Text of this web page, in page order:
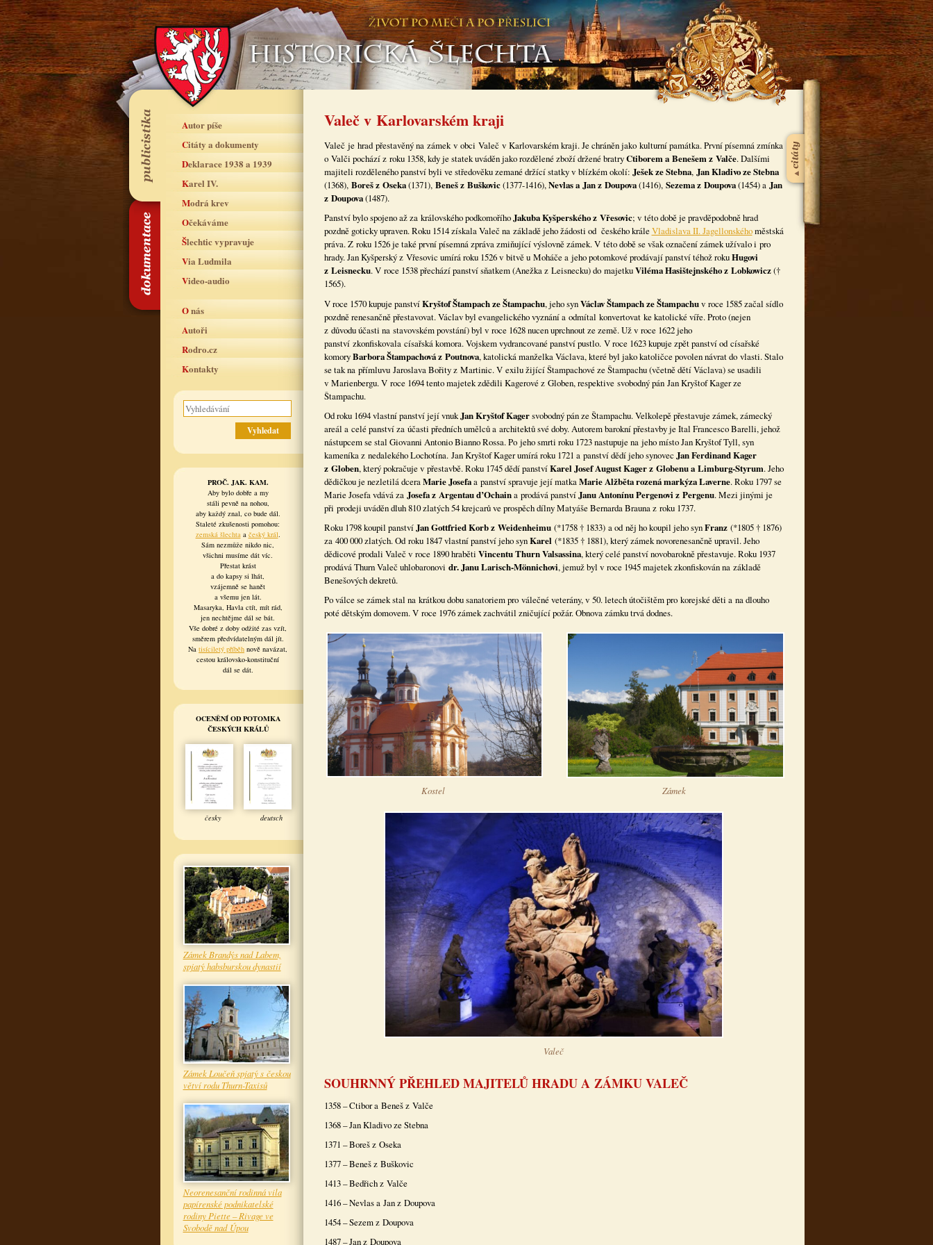
Autor píše
Citáty a dokumenty
Deklarace 1938 a 1939
Karel IV.
Modrá krev
Očekáváme
Šlechtic vypravuje
Via Ludmila
Video-audio
O nás
Autoři
Rodro.cz
Kontakty
PROČ. JAK. KAM.
Aby bylo dobře a my
stáli pevně na nohou,
aby každý znal, co bude dál.
Staleté zkušenosti pomohou:
zemská šlechtaa český král.
Sám nezmůže nikdo nic,
všichni musíme dát víc.
Přestat krást
a do kapsy si lhát,
vzájemně se hanět
a všemu jen lát.
Masaryka, Havla ctít, mít rád,
jen nechtějme dál se bát.
Vše dobré z doby odžité zas vzít,
směrem předvídatelným dál jít.
Na tisíciletý příběh nově navázat,
cestou královsko-konstituční
dál se dát.
OCENĚNÍ OD POTOMKA
ČESKÝCH KRÁLŮ
česky deutsch
Zámek Brandýs nad Labem,
spjatý habsburskou dynastií
Zámek Loučeň spjatý s českou
větví rodu Thurn-Taxisů
Neorenesanční rodinná vila
papírenské podnikatelské
rodiny Piette – Rivage ve
Svobodě nad Úpou
Valeč v Karlovarském kraji
Valeč je hrad přestavěný na zámek v obci Valeč v Karlovarském kraji. Je chráněn jako kulturní památka. První písemná zmínka
o Valči pochází z roku 1358, kdy je statek uváděn jako rozdělené zboží držené bratryCtiborem a Benešem z Valče. Dalšími
majiteli rozděleného panství byli ve středověku zemané držící statky v blízkém okolí: Ješek ze Stebna, Jan Kladivo ze Stebna
(1368), Boreš z Oseka(1371), Beneš z Buškovic(1377-1416),Nevlas a Jan z Doupova(1416), Sezema z Doupova(1454) aJan
z Doupova(1487).
Panství bylo spojeno až za královského podkomoříhoJakuba Kyšperského z Vřesovic; v této době je pravděpodobně hrad
pozdně goticky upraven. Roku 1514 získala Valeč na základě jeho žádosti od českého králeVladislava II. Jagellonskéhoměstská
práva. Z roku 1526 je také první písemná zpráva zmiňující výslovně zámek. V této době se však označení zámek užívalo i pro
hrady. Jan Kyšperský z Vřesovic umírá roku 1526 v bitvě u Moháče a jeho potomkové prodávají panství téhož rokuHugovi
z Leisnecku. V roce 1538 přechází panství sňatkem (Anežka z Leisnecku) do majetkuViléma Hasištejnského z Lobkowicz(†
1565).
V roce 1570 kupuje panstvíKryštof Štampach ze Štampachu, jeho synVáclav Štampach ze Štampachuv roce 1585 začal sídlo
pozdně renesančně přestavovat. Václav byl evangelického vyznání a odmítal konvertovat ke katolické víře. Proto (nejen
z důvodu účasti na stavovském povstání) byl v roce 1628 nucen uprchnout ze země. Už v roce 1622 jeho
panství zkonfiskovala císařská komora. Vojskem vydrancované panství pustlo. V roce 1623 kupuje zpět panství od císařské
komoryBarbora Štampachová z Poutnova, katolická manželka Václava, které byl jako katoličce povolen návrat do vlasti. Stalo
se tak na přímluvu Jaroslava Bořity z Martinic. V exilu žijící Štampachové ze Štampachu (včetně dětí Václava) se usadili
v Marienbergu. V roce 1694 tento majetek zdědili Kagerové z Globen, respektive svobodný pán Jan Kryštof Kager ze
Štampachu.
Od roku 1694 vlastní panství její vnukJan Kryštof Kagersvobodný pán ze Štampachu. Velkolepě přestavuje zámek, zámecký
areál a celé panství za účasti předních umělců a architektů své doby. Autorem barokní přestavby je Ital Francesco Barelli, jehož
nástupcem se stal Giovanni Antonio Bianno Rossa. Po jeho smrti roku 1723 nastupuje na jeho místo Jan Kryštof Tyll, syn
kameníka z nedalekého Lochotína. Jan Kryštof Kager umírá roku 1721 a panství dědí jeho synovec Jan Ferdinand Kager
z Globen, který pokračuje v přestavbě. Roku 1745 dědí panstvíKarel Josef August Kager z Globenu a Limburg-Styrum. Jeho
dědičkou je nezletilá dceraMarie Josefaa panství spravuje její matkaMarie Alžběta rozená markýza Laverne. Roku 1797 se
Marie Josefa vdává za Josefa z Argentau d’Ochaina prodává panstvíJanu Antonínu Pergenovi z Pergenu. Mezi jinými je
při prodeji uváděn dluh 810 zlatých 54 krejcarů ve prospěch dílny Matyáše Bernarda Brauna z roku 1737.
Roku 1798 koupil panstvíJan Gottfried Korb z Weidenheimu(*1758 † 1833) a od něj ho koupil jeho synFranz(*1805 † 1876)
za 400 000 zlatých. Od roku 1847 vlastní panství jeho synKarel(*1835 † 1881), který zámek novorenesančně upravil. Jeho
dědicové prodali Valeč v roce 1890 hraběti Vincentu Thurn Valsassina, který celé panství novobarokně přestavuje. Roku 1937
prodává Thurn Valeč uhlobaronovi dr. Janu Larisch-Mönnichovi, jemuž byl v roce 1945 majetek zkonfiskován na základě
Benešových dekretů.
Po válce se zámek stal na krátkou dobu sanatoriem pro válečné veterány, v 50. letech útočištěm pro korejské děti a na dlouho
poté dětským domovem. V roce 1976 zámek zachvátil zničující požár. Obnova zámku trvá dodnes.
Kostel Zámek
Valeč
SOUHRNNÝ PŘEHLED MAJITELŮ HRADU A ZÁMKU VALEČ
1358 – Ctibor a Beneš z Valče
1368 – Jan Kladivo ze Stebna
1371 – Boreš z Oseka
1377 – Beneš z Buškovic
1413 – Bedřich z Valče
1416 – Nevlas a Jan z Doupova
1454 – Sezem z Doupova
1487 – Jan z Doupova